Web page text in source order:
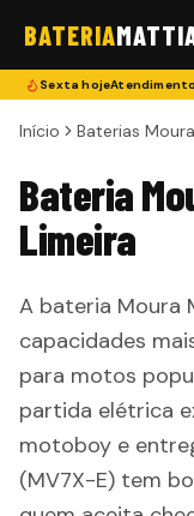
BATERIA
Sexta hoje
Início Baterias Moura
Bateria
Limeira
A bateria Moura
capacidades
para motos
partida elétrica
motoboy e
(MV7X-E) tem